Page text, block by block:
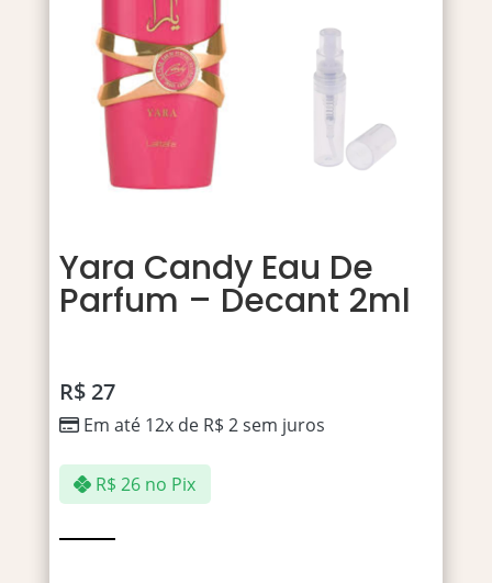
Yara Candy Eau De
Parfum – Decant 2ml
R$27
Em até 12x de R$ 2sem juros
R$ 26 no Pix